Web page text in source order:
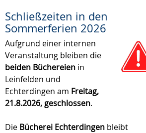
Schließzeiten in den
Sommerferien 2026
Aufgrund einer internen
Veranstaltung bleiben die
beiden Büchereien in
Leinfelden und
Echterdingen am Freitag,
21.8.2026, geschlossen.
Die Bücherei Echterdingen bleibt